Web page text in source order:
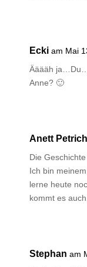
Ecki am Mai
Ääääh
Anne? 🙂
Anett Petrich
Die
Ich bin
lerne heute
kommt es
Stephan am